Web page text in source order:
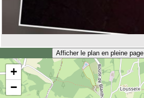
Afficher le plan en pleine page